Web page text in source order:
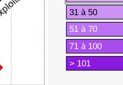
31 à 50
51 à 70
71 à 100
> 101